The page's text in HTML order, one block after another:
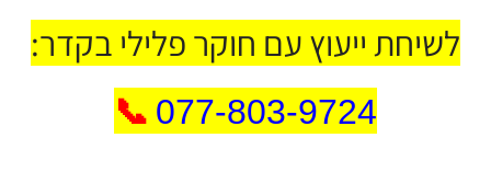
לשיחת ייעוץ עם חוקר פלילי בקדר:
077-803-9724
📞